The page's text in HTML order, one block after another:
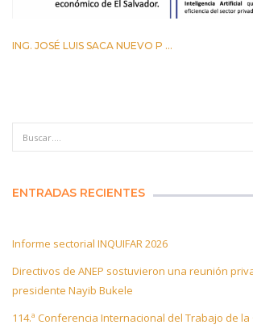
ING. JOSÉ LUIS SACA NUEVO P ...
ENTRADAS RECIENTES
Informe sectorial INQUIFAR 2026
Directivos de ANEP sostuvieron una reunión
presidente Nayib Bukele
114.ª Conferencia Internacional del Trabajo de la